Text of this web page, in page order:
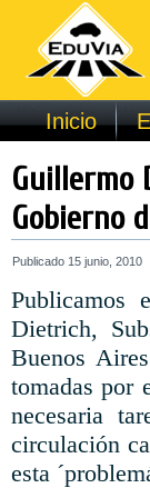
Inicio
Guillermo
Gobierno
Publicado 15 junio, 2010
Publicamos
Dietrich,
Buenos
tomadas por
necesaria
circulación
esta